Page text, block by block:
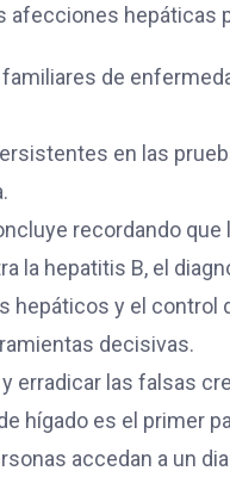
afecciones hepáticas
de
en las
recordando que
la hepatitis B, el
hepáticos y el control
decisivas.
erradicar las falsas
hígado es el primer
accedan a un